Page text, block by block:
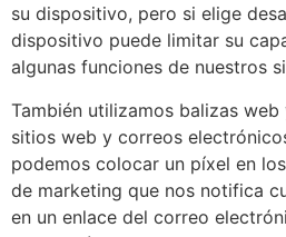
su dispositivo, pero si elige
dispositivo puede limitar su
algunas funciones de nuestros
También utilizamos balizas
sitios web y correos
podemos colocar un píxel en
de marketing que nos notifica
en un enlace del correo